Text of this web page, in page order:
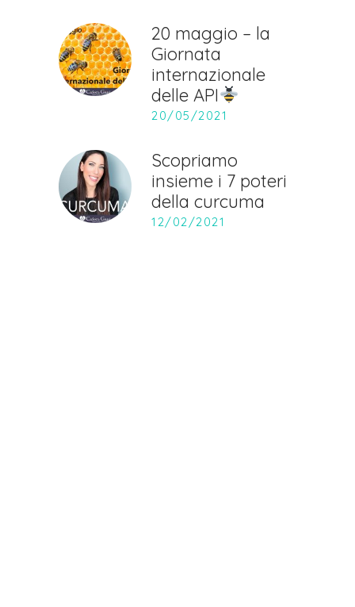
20 maggio – la
Giornata
internazionale
delle API
20/05/2021
Scopriamo
insieme i 7 poteri
della curcuma
12/02/2021